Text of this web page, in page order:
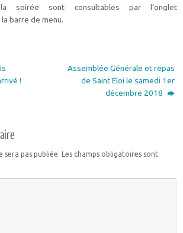
soirée sont consultables par l’onglet
barre de menu.
!
Assemblée Générale et repas
de Saint Eloi le samedi 1er
décembre 2018
sera pas publiée. Les champs obligatoires sont